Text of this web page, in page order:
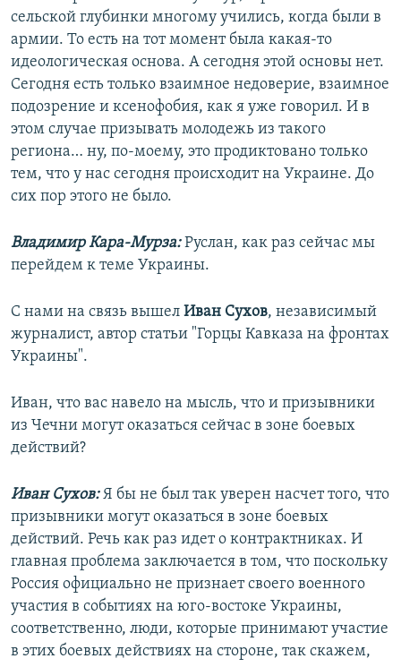
сельской глубинки многому учились, когда были в
армии. То есть на тот момент была какая-то
идеологическая основа. А сегодня этой основы нет.
Сегодня есть только взаимное недоверие, взаимное
подозрение и ксенофобия, как я уже говорил. И в
этом случае призывать молодежь из такого
региона… ну, по-моему, это продиктовано только
тем, что у нас сегодня происходит на Украине. До
сих пор этого не было.
Владимир Кара-Мурза:Руслан, как раз сейчас мы
перейдем к теме Украины.
С нами на связь вышел Иван Сухов, независимый
журналист, автор статьи "Горцы Кавказа на фронтах
Украины".
Иван, что вас навело на мысль, что и призывники
из Чечни могут оказаться сейчас в зоне боевых
действий?
Иван Сухов:Я бы не был так уверен насчет того, что
призывники могут оказаться в зоне боевых
действий. Речь как раз идет о контрактниках. И
главная проблема заключается в том, что поскольку
Россия официально не признает своего военного
участия в событиях на юго-востоке Украины,
соответственно, люди, которые принимают участие
в этих боевых действиях на стороне, так скажем,